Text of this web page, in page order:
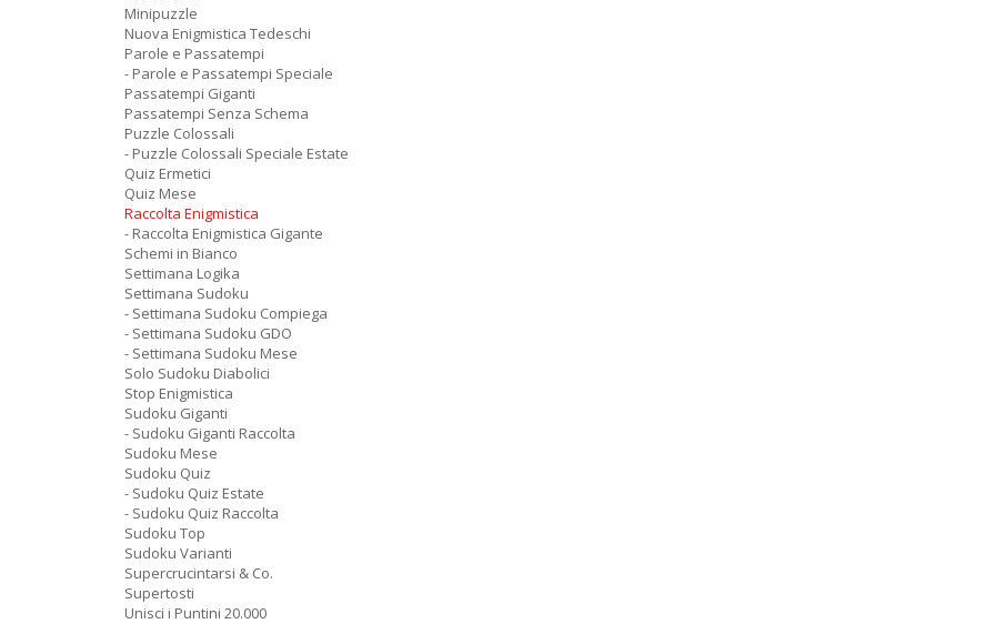
Minipuzzle
Nuova Enigmistica Tedeschi
Parole e Passatempi
- Parole e Passatempi Speciale
Passatempi Giganti
Passatempi Senza Schema
Puzzle Colossali
- Puzzle Colossali Speciale Estate
Quiz Ermetici
Quiz Mese
Raccolta Enigmistica
- Raccolta Enigmistica Gigante
Schemi in Bianco
Settimana Logika
Settimana Sudoku
- Settimana Sudoku Compiega
- Settimana Sudoku GDO
- Settimana Sudoku Mese
Solo Sudoku Diabolici
Stop Enigmistica
Sudoku Giganti
- Sudoku Giganti Raccolta
Sudoku Mese
Sudoku Quiz
- Sudoku Quiz Estate
- Sudoku Quiz Raccolta
Sudoku Top
Sudoku Varianti
Supercrucintarsi & Co.
Supertosti
Unisci i Puntini 20.000